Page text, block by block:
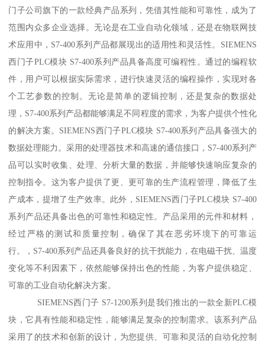
门子公司旗下的一款经典产品系列，凭借其性能和可靠性，成为了
范围内众多企业选择。无论是在工业自动化领域，还是在物联网技
术应用中，S7-400系列产品都展现出的适用性和灵活性。SIEMENS
西门子PLC模块 S7-400系列产品具备高度可编程性。通过的编程软
件，用户可以根据实际需求，进行快速灵活的编程操作，实现对各
个工艺参数的控制。无论是简单的逻辑控制，还是复杂的数据处
理，S7-400系列产品都能够满足不同程度的需求，为客户提供个性化
的解决方案。SIEMENS西门子PLC模块 S7-400系列产品具备强大的
数据处理能力。采用的处理器技术和高速的通信接口，S7-400系列产
品可以实时收集、处理、分析大量的数据，并能够快速响应复杂的
控制指令。这为客户提供了更、更可靠的生产流程管理，降低了生
产成本，提增了生产效率。此外，SIEMENS西门子PLC模块 S7-400
系列产品还具备出色的可靠性和稳定性。产品采用的元件和材料，
经过严格的测试和质量控制，确保了其在恶劣环境下的可靠运
行。，S7-400系列产品还具备良好的抗干扰能力，在电磁干扰、温度
变化等不利因素下，依然能够保持出色的性能，为客户提供稳定、
可靠的工业自动化解决方案。
SIEMENS西门子 S7-1200系列是我们推出的一款全新PLC模
块，它具有性能和稳定性，能够满足复杂的控制需求。该系列产品
采用了的技术和创新的设计，为您提供、可靠和灵活的自动化控制